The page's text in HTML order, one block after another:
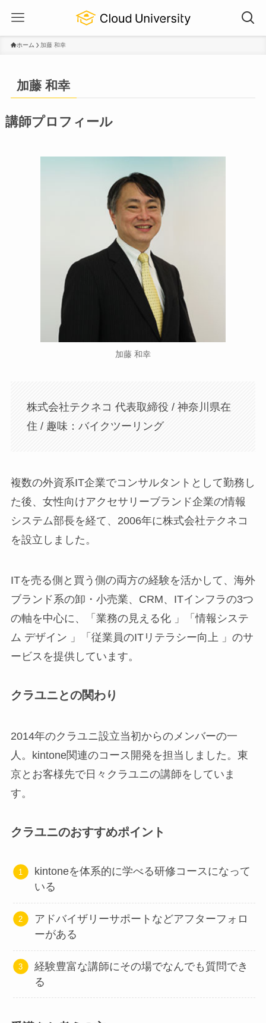
ホーム 加藤 和幸
加藤 和幸
講師プロフィール
加藤 和幸
株式会社テクネコ 代表取締役 / 神奈川県在
住 / 趣味：バイクツーリング
複数の外資系IT企業でコンサルタントとして勤務し
た後、女性向けアクセサリーブランド企業の情報
システム部長を経て、2006年に株式会社テクネコ
を設立しました。
ITを売る側と買う側の両方の経験を活かして、海外
ブランド系の卸・小売業、CRM、ITインフラの3つ
の軸を中心に、「業務の見える化 」「情報システ
ム デザイン 」「従業員のITリテラシー向上 」のサ
ービスを提供しています。
クラユニとの関わり
2014年のクラユニ設立当初からのメンバーの一
人。kintone関連のコース開発を担当しました。東
京とお客様先で日々クラユニの講師をしていま
す。
クラユニのおすすめポイント
kintoneを体系的に学べる研修コースになって
いる
アドバイザリーサポートなどアフターフォロ
ーがある
経験豊富な講師にその場でなんでも質問でき
る